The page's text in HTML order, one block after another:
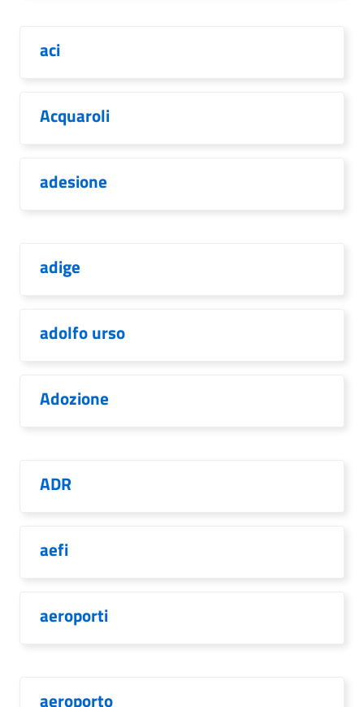
aci
Acquaroli
adesione
adige
adolfo urso
Adozione
ADR
aefi
aeroporti
aeroporto